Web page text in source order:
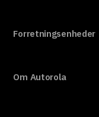
Forretningsenheder
Om Autorola